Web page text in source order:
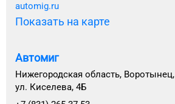
automig.ru
Показать на карте
Автомиг
Нижегородская область, Воротынец,
ул. Киселева, 4Б